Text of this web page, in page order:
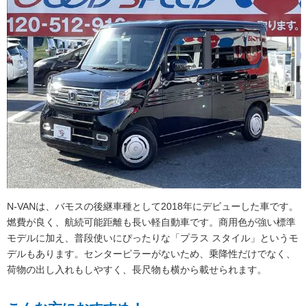
N-VANは、バモスの後継車種として2018年にデビューした車です。
燃費が良く、航続可能距離も長い軽自動車です。商用色が強い標準
モデルに加え、普段使いにぴったりな「プラス スタイル」というモ
デルもあります。センターピラーがないため、乗降性だけでなく、
荷物の出し入れもしやすく、長尺物も横から載せられます。